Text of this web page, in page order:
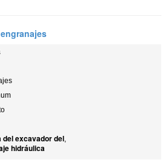
del excavador del,
hidráulica